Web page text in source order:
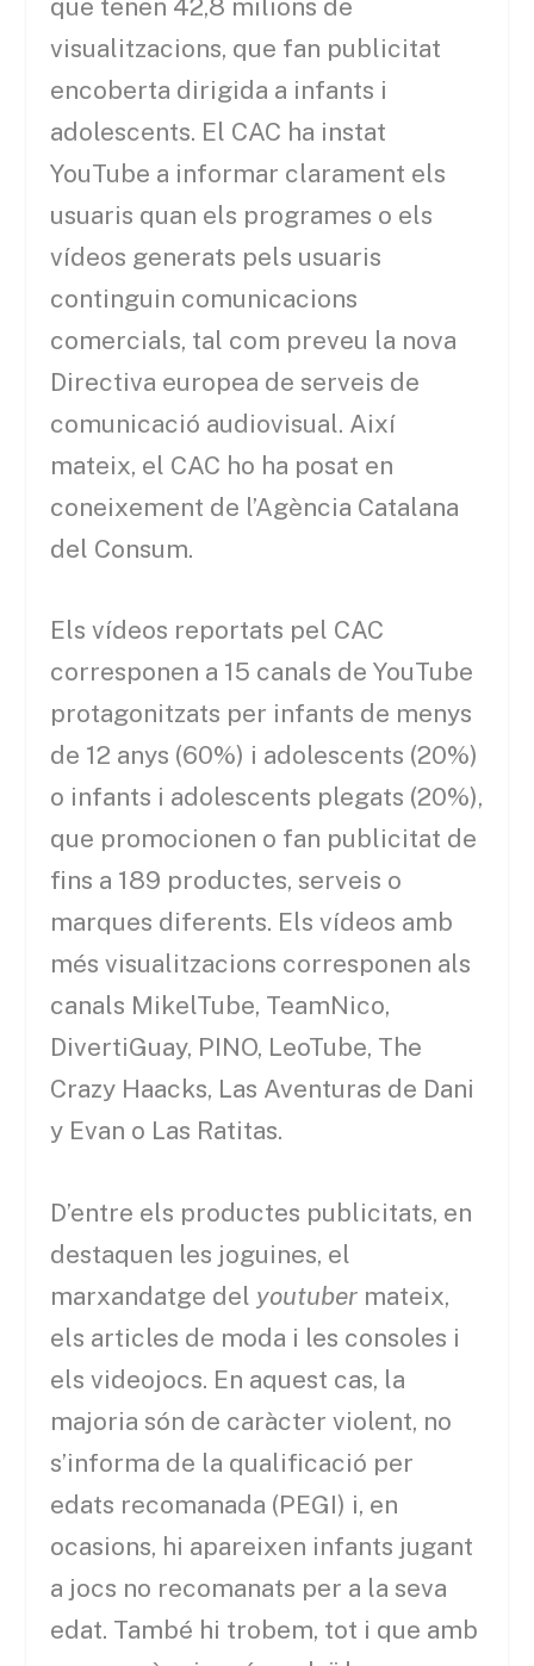
que tenen 42,8 milions de
visualitzacions, que fan publicitat
encoberta dirigida a infants i
adolescents. El CAC ha instat
YouTube a informar clarament els
usuaris quan els programes o els
vídeos generats pels usuaris
continguin comunicacions
comercials, tal com preveu la nova
Directiva europea de serveis de
comunicació audiovisual. Així
mateix, el CAC ho ha posat en
coneixement de l’Agència Catalana
del Consum.
Els vídeos reportats pel CAC
corresponen a 15 canals de YouTube
protagonitzats per infants de menys
de 12 anys (60%) i adolescents (20%)
o infants i adolescents plegats (20%),
que promocionen o fan publicitat de
fins a 189 productes, serveis o
marques diferents. Els vídeos amb
més visualitzacions corresponen als
canals MikelTube, TeamNico,
DivertiGuay, PINO, LeoTube, The
Crazy Haacks, Las Aventuras de Dani
y Evan o Las Ratitas.
D’entre els productes publicitats, en
destaquen les joguines, el
marxandatge del youtuber mateix,
els articles de moda i les consoles i
els videojocs. En aquest cas, la
majoria són de caràcter violent, no
s’informa de la qualificació per
edats recomanada (PEGI) i, en
ocasions, hi apareixen infants jugant
a jocs no recomanats per a la seva
edat. També hi trobem, tot i que amb